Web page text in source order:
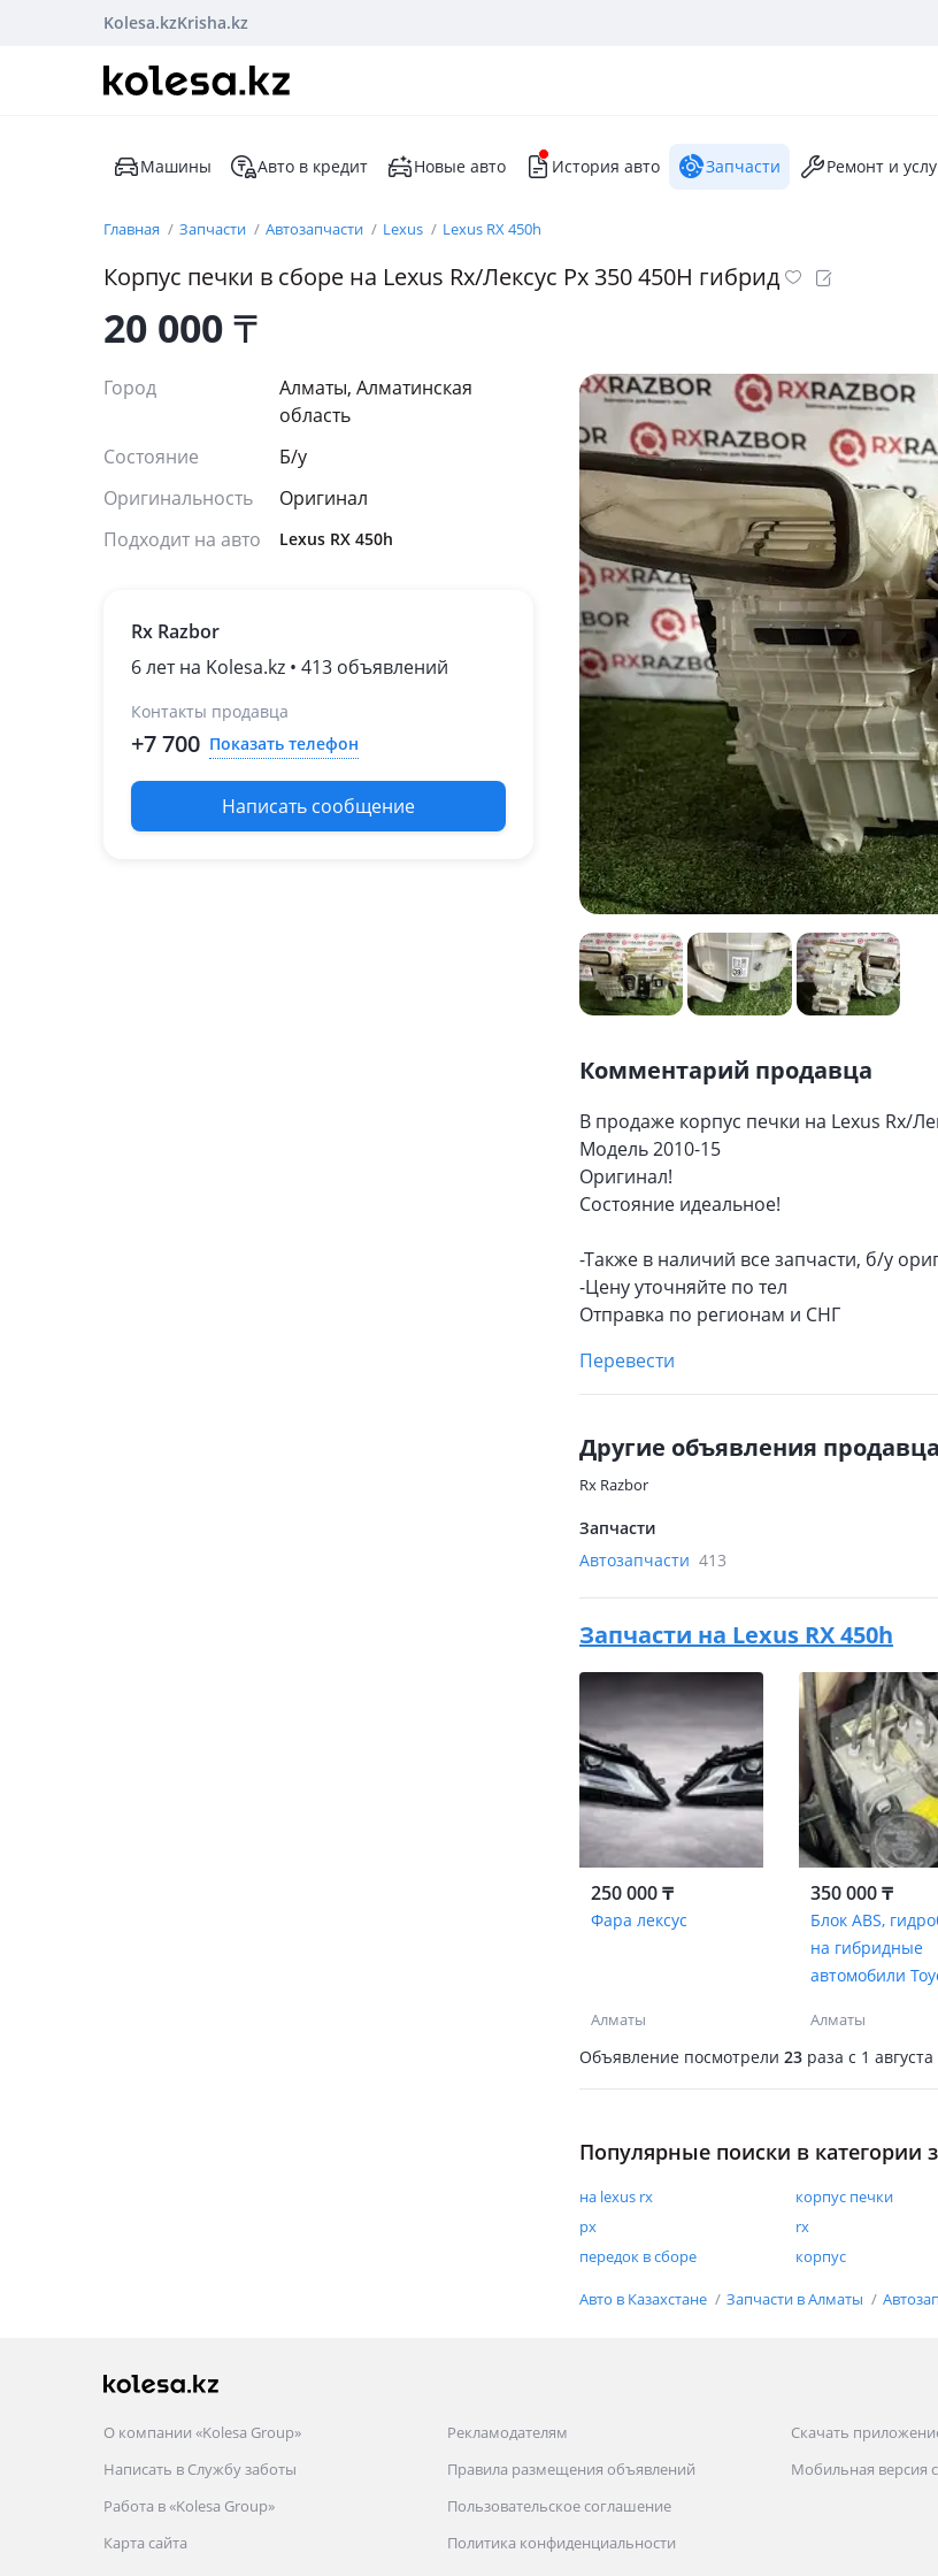
Kolesa.kzKrisha.kz
Машины Авто в кредит Новые авто История авто Запчасти Ремонт и
Главная Запчасти Автозапчасти Lexus Lexus RX 450h
Корпус печки в сборе на Lexus Rx/Лексус Рх 350 450H гибрид
20 000₸
Город
Алматы, Алматинская
область
Состояние
Б/y
Оригинальность
Оригинал
Подходит на авто
Lexus RX 450h
Rx Razbor
6 лет на Kolesa.kz • 413 объявлений
Контакты продавца
+7 700 Показать телефон
Написать сообщение
Комментарий продавца
В продаже корпус печки на Lexus Rx/
Модель 2010-15
Оригинал!
Состояние идеальное!
-Также в наличий все запчaсти, б/у
-Цену уточняйте по тел
Отправка по регионам и СНГ
Перевести
Другие объявления продавца
Rx Razbor
Запчасти
Автозапчасти 413
Запчасти на Lexus RX 450h
250 000 ₸
Фара лексус
Алматы
350 000 ₸
Блок ABS,
на гибридные
автомобили
Алматы
Объявление посмотрели 23 раза c 1 августа
Популярные поиски в категории
на lexus rx корпус печки
рх
rx
передок в сборе
корпус
Авто в Казахстане Запчасти в Алматы
О компании «Kolesa Group»
Написать в Службу заботы
Работа в «Kolesa Group»
Карта сайта
Рекламодателям
Правила размещения объявлений
Пользовательское соглашение
Политика конфиденциальности
Скачать
Мобильная версия